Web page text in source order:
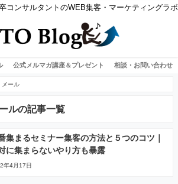
コンサルタントのWEB集客・マーケティングラボ
公式メルマガ講座＆プレゼント 相談・お問い合わせ
メール
ルの記事一覧
集まるセミナー集客の方法と５つのコツ｜
に集まらないやり方も暴露
年4月17日